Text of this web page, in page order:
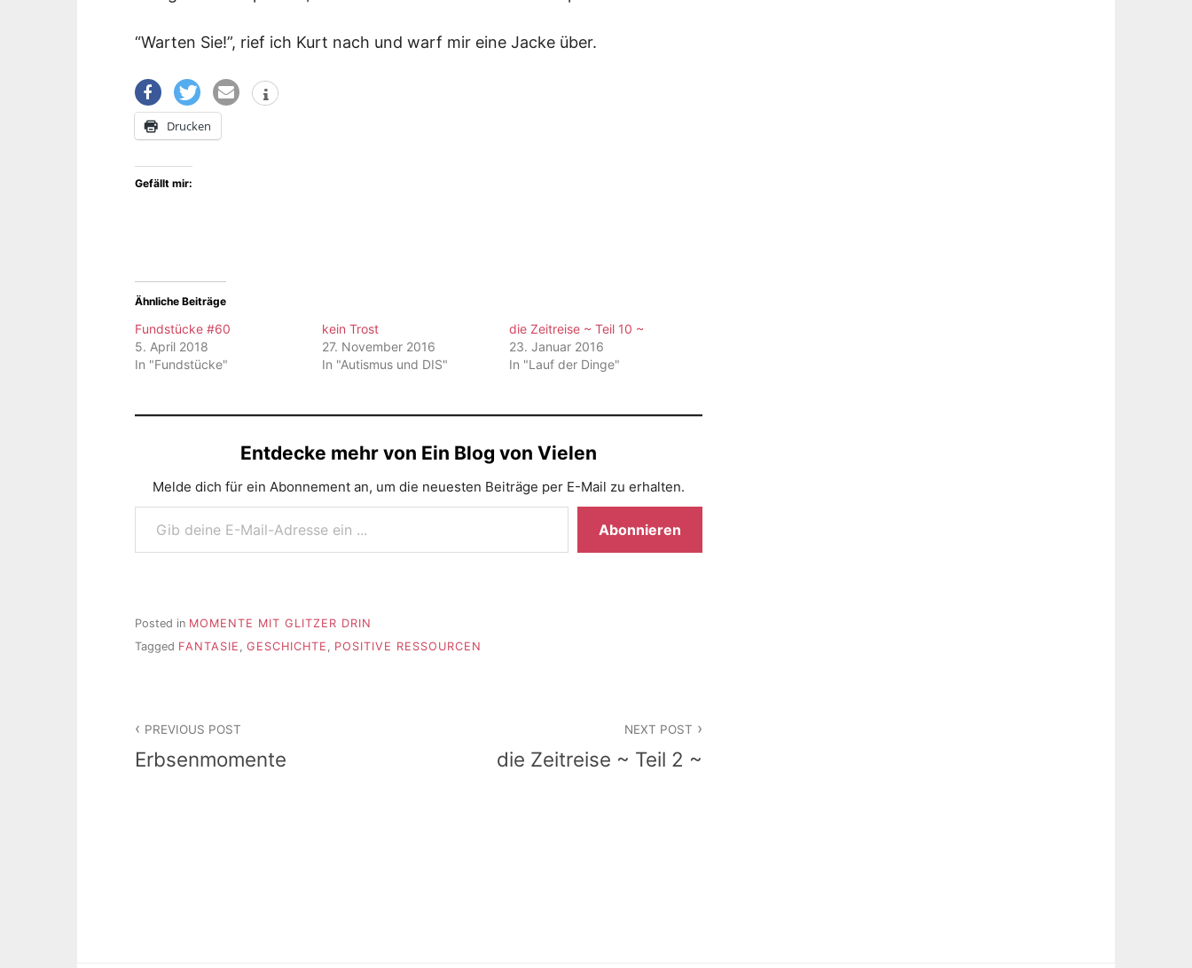
“Warten Sie!”, rief ich Kurt nach und warf mir eine Jacke über.
Drucken
Gefällt mir:
Ähnliche Beiträge
Fundstücke #60
5. April 2018
In "Fundstücke"
kein Trost
27. November 2016
In "Autismus und DIS"
die Zeitreise ~ Teil 10 ~
23. Januar 2016
In "Lauf der Dinge"
Entdecke mehr von Ein Blog von Vielen
Melde dich für ein Abonnement an, um die neuesten Beiträge per E-Mail zu erhalten.
Gib deine E-Mail-Adresse ein ...
Abonnieren
Posted in MOMENTE MIT GLITZER DRIN
Tagged FANTASIE , GESCHICHTE , POSITIVE RESSOURCEN
PREVIOUS POST
Erbsenmomente
NEXT POST
die Zeitreise ~ Teil 2 ~